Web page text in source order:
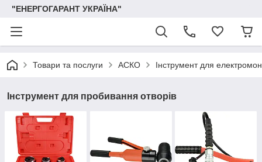
"ЕНЕРГОГАРАНТ УКРАЇНА"
Товари та послуги АСКО Інструмент для
Інструмент для пробивання отворів